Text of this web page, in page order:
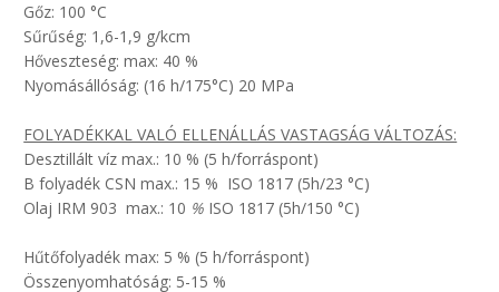
Gőz: 100 °C
Sűrűség: 1,6-1,9 g/kcm
Hőveszteség: max: 40 %
Nyomásállóság: (16 h/175°C) 20 MPa
FOLYADÉKKAL VALÓ ELLENÁLLÁS VASTAGSÁG VÁLTOZÁS:
Desztillált víz max.: 10 % (5 h/forráspont)
B folyadék CSN max.: 15 % ISO 1817 (5h/23 °C)
Olaj IRM 903 max.: 10 % ISO 1817 (5h/150 °C)
Hűtőfolyadék max: 5 % (5 h/forráspont)
Összenyomhatóság: 5-15 %